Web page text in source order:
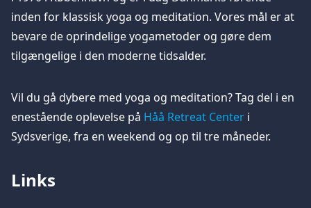
inden for klassisk yoga og meditation. Vores mål er at
bevare de oprindelige yogametoder og gøre dem
tilgængelige i den moderne tidsalder.
Vil du gå dybere med yoga og meditation? Tag del i en
enestående oplevelse på Håå Retreat Center i
Sydsverige, fra en weekend og op til tre måneder.
Links